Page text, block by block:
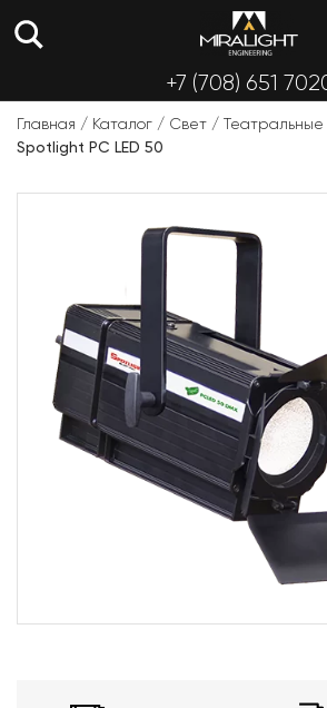
+7 (708) 651
Главная / Каталог / Свет /
Spotlight PC LED 50